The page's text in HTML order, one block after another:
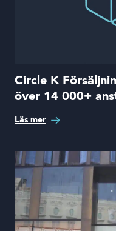
Circle K
över 14 000+
Läs mer